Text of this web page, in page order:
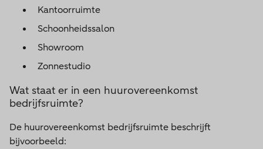
Kantoorruimte
Schoonheidssalon
Showroom
Zonnestudio
Wat staat er in een huurovereenkomst
bedrijfsruimte?
De huurovereenkomst bedrijfsruimte beschrijft
bijvoorbeeld: